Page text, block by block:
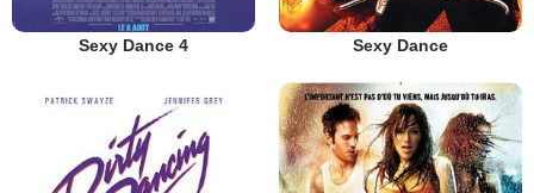
Sexy Dance 4 Sexy Dance